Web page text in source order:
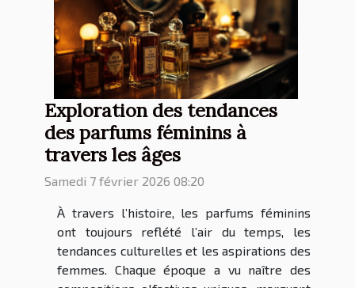
Exploration des tendances
des parfums féminins à
travers les âges
Samedi 7 février 2026 08:20
À travers l’histoire, les parfums féminins
ont toujours reflété l’air du temps, les
tendances culturelles et les aspirations des
femmes. Chaque époque a vu naître des